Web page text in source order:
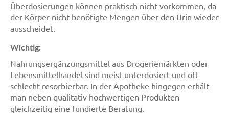
Überdosierungen können praktisch nicht vorkommen, da
der Körper nicht benötigte Mengen über den Urin wieder
ausscheidet.
Wichtig:
Nahrungsergänzungsmittel aus Drogeriemärkten oder
Lebensmittelhandel sind meist unterdosiert und oft
schlecht resorbierbar. In der Apotheke hingegen erhält
man neben qualitativ hochwertigen Produkten
gleichzeitig eine fundierte Beratung.